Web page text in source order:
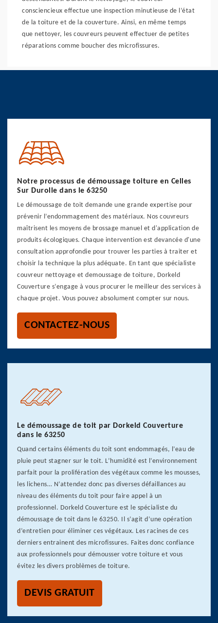
consciencieux effectue une inspection minutieuse de l’état
de la toiture et de la couverture. Ainsi, en même temps
que nettoyer, les couvreurs peuvent effectuer de petites
réparations comme boucher des microfissures.
Notre processus de démoussage toiture en Celles
Sur Durolle dans le 63250
Le démoussage de toit demande une grande expertise pour
prévenir l’endommagement des matériaux. Nos couvreurs
maîtrisent les moyens de brossage manuel et d'application de
produits écologiques. Chaque intervention est devancée d'une
consultation approfondie pour trouver les parties à traiter et
choisir la technique la plus adéquate. En tant que spécialiste
couvreur nettoyage et demoussage de toiture, Dorkeld
Couverture s’engage à vous procurer le meilleur des services à
chaque projet. Vous pouvez absolument compter sur nous.
CONTACTEZ-NOUS
Le démoussage de toit par Dorkeld Couverture
dans le 63250
Quand certains éléments du toit sont endommagés, l’eau de
pluie peut stagner sur le toit. L’humidité est l’environnement
parfait pour la prolifération des végétaux comme les mousses,
les lichens… N’attendez donc pas diverses défaillances au
niveau des éléments du toit pour faire appel à un
professionnel. Dorkeld Couverture est le spécialiste du
démoussage de toit dans le 63250. Il s’agit d’une opération
d’entretien pour éliminer ces végétaux. Les racines de ces
derniers entrainent des microfissures. Faites donc confiance
aux professionnels pour démousser votre toiture et vous
évitez les divers problèmes de toiture.
DEVIS GRATUIT